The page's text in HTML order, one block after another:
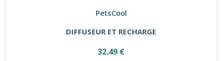
PetsCool
DIFFUSEUR ET RECHARGE
32.49 €